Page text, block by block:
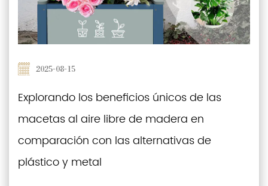
2025-08-15
Explorando los beneficios únicos de las
macetas al aire libre de madera en
comparación con las alternativas de
plástico y metal